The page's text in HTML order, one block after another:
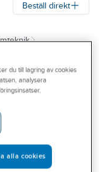
Beställ direkt
40
40
WD-
400 ML
du till lagring av cookies
analysera
alla cookies